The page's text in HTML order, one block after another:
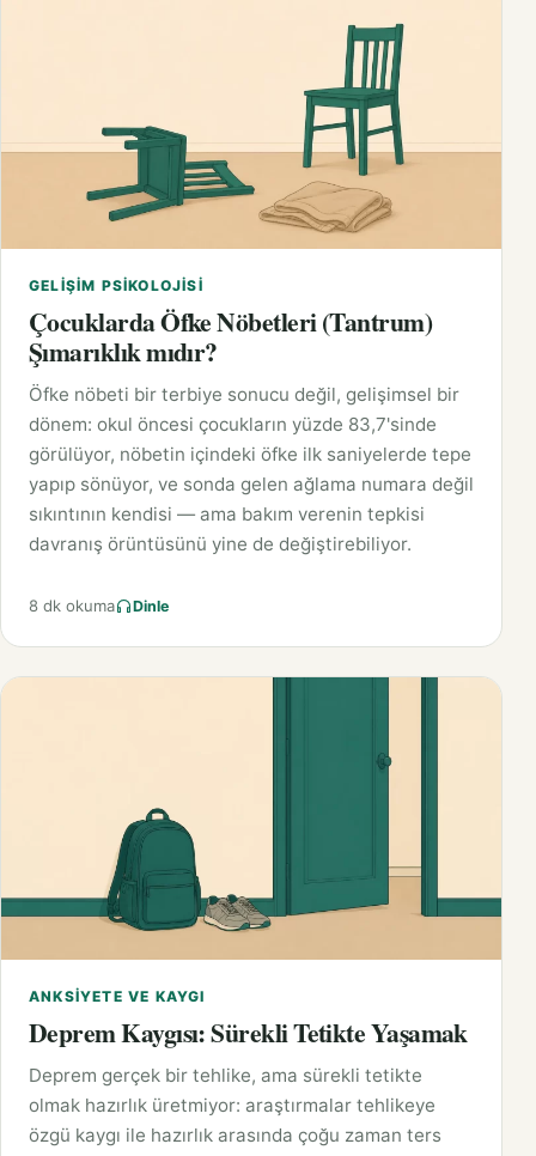
GELIŞIM PSIKOLOJISI
Çocuklarda Öfke Nöbetleri (Tantrum)
Şımarıklık mıdır?
Öfke nöbeti bir terbiye sonucu değil, gelişimsel bir
dönem: okul öncesi çocukların yüzde 83,7'sinde
görülüyor, nöbetin içindeki öfke ilk saniyelerde tepe
yapıp sönüyor, ve sonda gelen ağlama numara değil
sıkıntının kendisi — ama bakım verenin tepkisi
davranış örüntüsünü yine de değiştirebiliyor.
8 dk okuma Dinle
ANKSIYETE VE KAYGI
Deprem Kaygısı: Sürekli Tetikte Yaşamak
Deprem gerçek bir tehlike, ama sürekli tetikte
olmak hazırlık üretmiyor: araştırmalar tehlikeye
özgü kaygı ile hazırlık arasında çoğu zaman ters